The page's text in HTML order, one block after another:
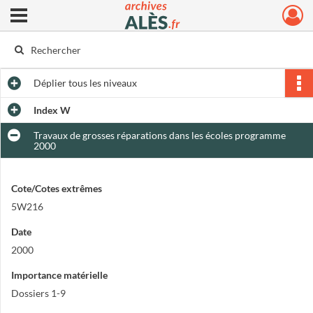
Archives municipales d'Alès
Ouvrir le menu déroulant
Dépliertous les niveaux
Index W
Travaux de grosses réparations dans les écoles programme
2000
Cote/Cotes extrêmes
5W216
Date
2000
Importance matérielle
Dossiers 1-9